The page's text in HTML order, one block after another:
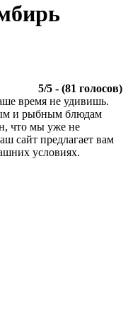
5/5 - (81 голосов)
время не удивишь.
и рыбным блюдам
что мы уже не
сайт предлагает вам
условиях.